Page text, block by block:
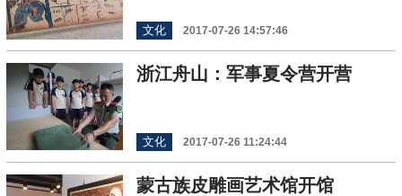
文化 2017-07-26 14:57:46
浙江舟山：军事夏令营开营
文化 2017-07-26 11:24:44
蒙古族皮雕画艺术馆开馆